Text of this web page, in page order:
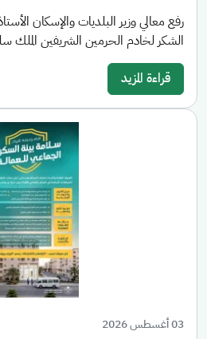
رفع معالي وزير البلديات والإسكان
الشكر لخادم الحرمين الشريفين الملك
قراءة المزيد
03 أغسطس 2026